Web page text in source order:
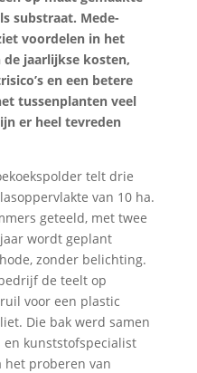
substraat. Mede-
voordelen in het
jaarlijkse kosten,
en een betere
tussenplanten veel
er heel tevreden
telt drie
van 10 ha.
geteeld, met twee
wordt geplant
zonder belichting.
de teelt op
voor een plastic
Die bak werd samen
kunststofspecialist
het proberen van